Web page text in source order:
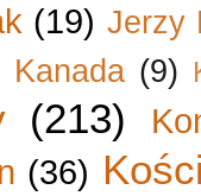
(19) Jerzy
Kanada (9)
(213)
(36)